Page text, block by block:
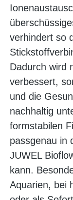
verhindert so
Dadurch wird
verbessert,
und die
nachhaltig
formstabilen
passgenau in
JUWEL
kann.
Aquarien, bei